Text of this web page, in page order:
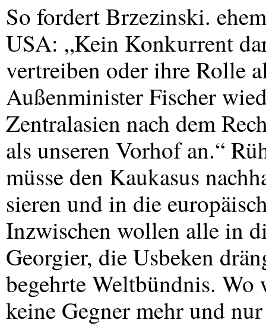
So fordert Brzezinski.
USA: „Kein Konkurrent
vertreiben oder ihre Rolle
Außenminister Fischer
Zentralasien nach dem
als unseren Vorhof an.“
müsse den Kaukasus
sieren und in die
Inzwischen wollen alle in
Georgier, die Usbeken
begehrte Weltbündnis.
keine Gegner mehr und